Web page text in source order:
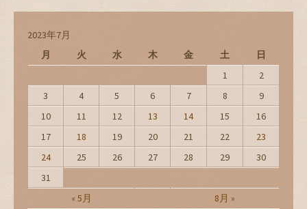
2023年7月
月
火 水 木 金 土 日
« 5月 8月 »
1
2
3
4 5 6 7 8
9
10
11 12 13 14 15
16
17
18 19 20 21 22
23
24
25 26 27 28 29
30
31